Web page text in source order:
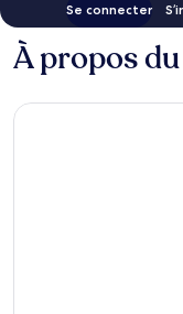
Se connecter
À propos